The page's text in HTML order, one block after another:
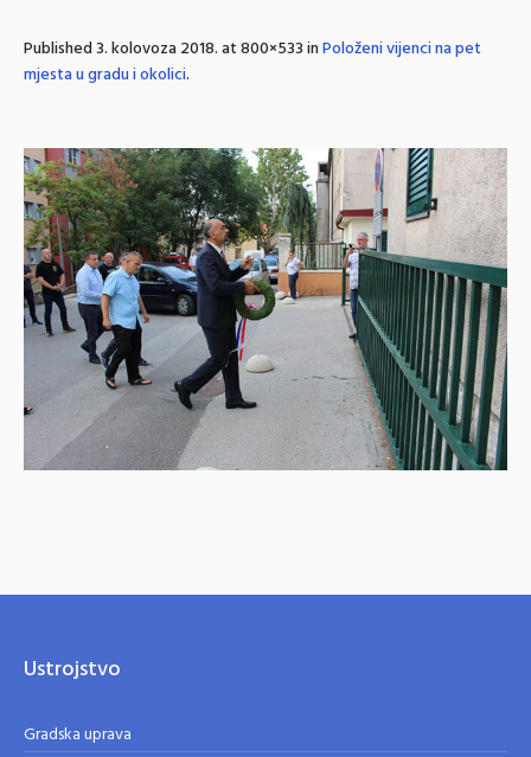
Published3. kolovoza 2018.at 800×533 inPoloženi vijenci na pet
mjesta u gradu i okolici.
Ustrojstvo
Gradska uprava